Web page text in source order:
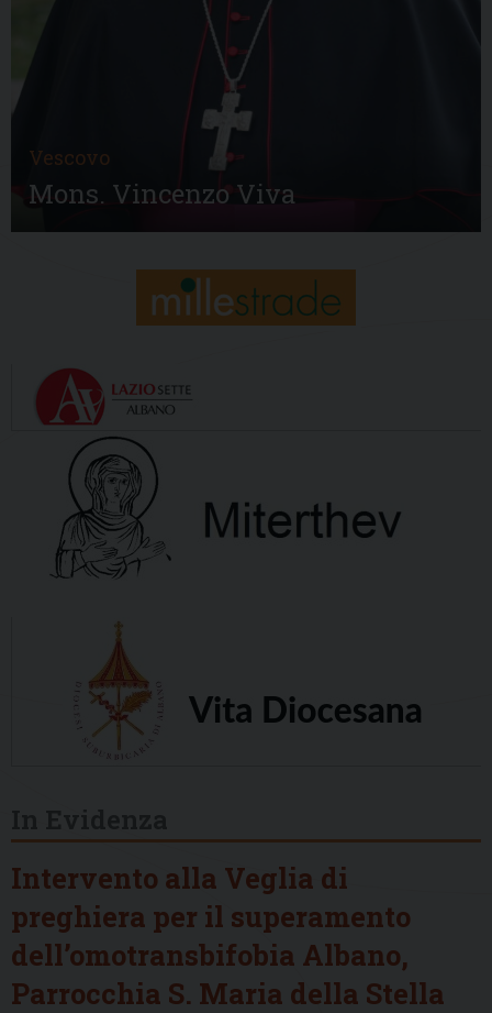
Vescovo
Mons. Vincenzo Viva
Intervento alla Veglia di
preghiera per il superamento
dell’omotransbifobia Albano,
Parrocchia S. Maria della Stella